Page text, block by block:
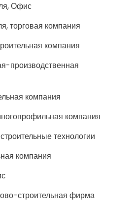
Офис
торговая компания
компания
производственная
компания
компания
технологии
компания
строительная фирма